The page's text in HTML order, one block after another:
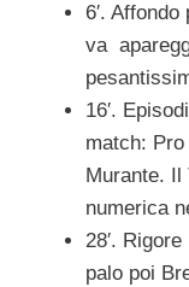
6′.
va
16′.
match:
Murante. Il
numerica
28′.
palo poi